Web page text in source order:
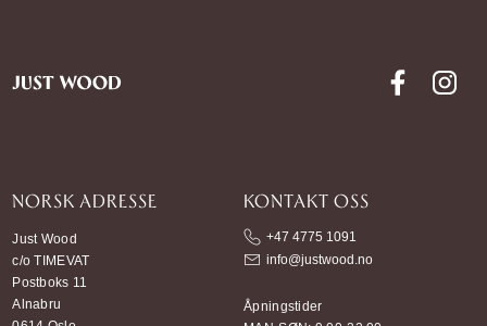
NORSK ADRESSE
Just Wood
c/o TIMEVAT
Postboks 11
Alnabru
KONTAKT OSS
+47 4775 1091
info@justwood.no
Åpningstider